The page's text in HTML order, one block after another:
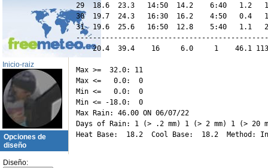
Inicio-raiz
Opciones de
diseño
Diseño:
29  18.6  23.3   14:50  14.2    6:40   1.2
30  19.7  24.3   16:30  16.2    4:50   0.4
31  19.6  25.6   16:50  12.8    5:40   1.1
20.4  39.4    16     6.0     1    46.1
Max >=  32.0: 11
Max <=   0.0:  0
Min <=   0.0:  0
Min <= -18.0:  0
Max Rain: 46.00 ON 06/07/22
Days of Rain: 1 (> .2 mm) 1 (> 2 mm) 1 (> 20